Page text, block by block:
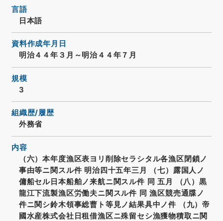
言語
日本語
資料作成年月日
明治４４年３月～明治４４年７月
規模
3
組織歴/履歴
外務省
内容
（六）本年度漁区表ヨリ削除セラシタル各漁区閉鎖ノ
事由等ニ関スル件 明治四十五年三月 （七）露国人ノ
傭船セル日本船舶ノ来航ニ関スル件 同 五月 （八）黒
龍江下流製漁区労働夫ニ関スル件 同 漁区競売通牒ノ
件ニ関シ鈴木領事総曹ト等見ノ結果具中ノ件 （九）帝
國水産株式会社日租借漁区ニ殊留セシ漁獲物積取ニ関